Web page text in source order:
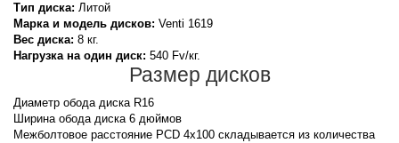
Тип диска: Литой
Марка и модель дисков: Venti 1619
Вес диска: 8 кг.
Нагрузка на один диск: 540 Fv/кг.
Размер дисков
Диаметр обода диска R16
Ширина обода диска 6 дюймов
Межболтовое расстояние PCD 4x100 складывается из количества